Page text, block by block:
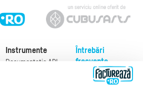
Instrumente
Documentație API
Întrebări
frecvente
Despre noi